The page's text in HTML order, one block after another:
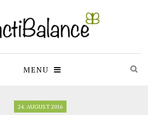
MENU
24. AUGUST 2016